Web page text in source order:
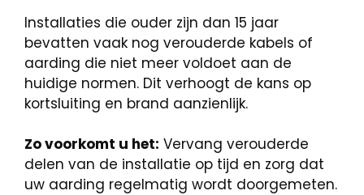
Installaties die ouder zijn dan 15 jaar
bevatten vaak nog verouderde kabels of
aarding die niet meer voldoet aan de
huidige normen. Dit verhoogt de kans op
kortsluiting en brand aanzienlijk.
Zo voorkomt u het: Vervang verouderde
delen van de installatie op tijd en zorg dat
uw aarding regelmatig wordt doorgemeten.